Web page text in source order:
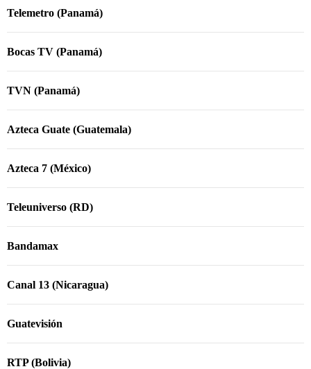
Telemetro (Panamá)
Bocas TV (Panamá)
TVN (Panamá)
Azteca Guate (Guatemala)
Azteca 7 (México)
Teleuniverso (RD)
Bandamax
Canal 13 (Nicaragua)
Guatevisión
RTP (Bolivia)